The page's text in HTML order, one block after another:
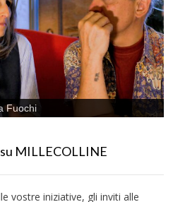
Fuochi
MILLECOLLINE
vostre iniziative, gli inviti alle